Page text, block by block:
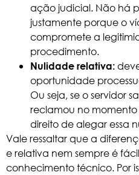
ação judicial. Não há
justamente porque o
compromete a
procedimento.
Nulidade relativa:
oportunidade
Ou seja, se o servidor
reclamou no
direito de alegar essa
Vale ressaltar que a
e relativa nem sempre é
conhecimento técnico. Por